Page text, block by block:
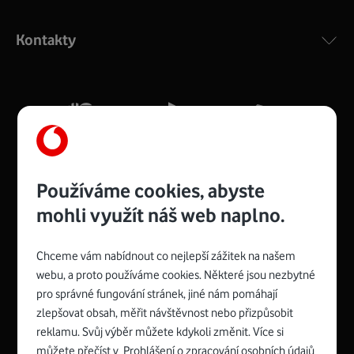
silný signál pro celou domácnost. Kompaktní rozměry 21
Více o COMPAL CH7465VF
Zyxel VMG8623-T50B:
Rozměry modemu jsou 16 x 22 x 7,5 cm (včetně stojánku)
a nabízí 4 gigabitové LAN porty a bezdrátové připojení Wi-
Spojte se s Vodafonem
Kontakty
Používáme cookies, abyste
mohli využít náš web naplno.
Chceme vám nabídnout co nejlepší zážitek na našem
webu, a proto používáme cookies. Některé jsou nezbytné
pro správné fungování stránek, jiné nám pomáhají
zlepšovat obsah, měřit návštěvnost nebo přizpůsobit
reklamu. Svůj výběr můžete kdykoli změnit. Více si
můžete přečíst v Prohlášení o zpracování osobních údajů